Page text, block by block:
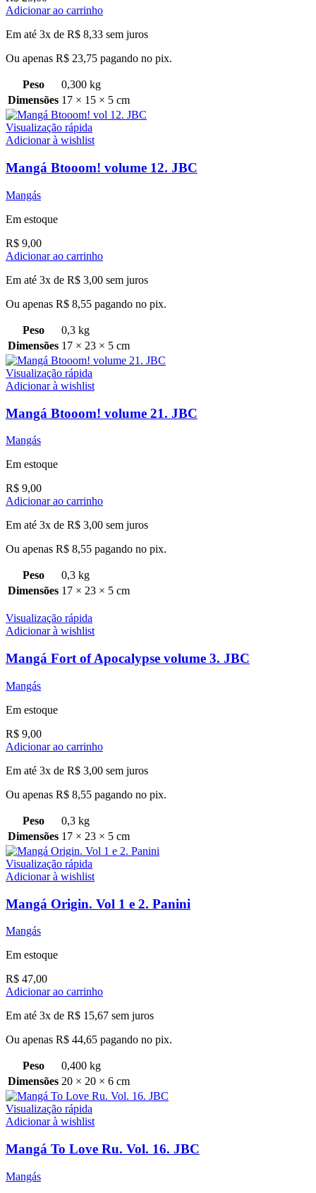
Adicionar ao carrinho
Em até 3x de R$ 8,33 sem juros
Ou apenas R$ 23,75 pagando no pix.
Peso
0,300 kg
Dimensões 17 × 15 × 5 cm
Visualização rápida
Adicionar à wishlist
Mangá Btooom! volume 12. JBC
Mangás
Em estoque
R$ 9,00
Adicionar ao carrinho
Em até 3x de R$ 3,00 sem juros
Ou apenas R$ 8,55 pagando no pix.
Peso
0,3 kg
Dimensões 17 × 23 × 5 cm
Visualização rápida
Adicionar à wishlist
Mangá Btooom! volume 21. JBC
Mangás
Em estoque
R$ 9,00
Adicionar ao carrinho
Em até 3x de R$ 3,00 sem juros
Ou apenas R$ 8,55 pagando no pix.
Peso
0,3 kg
Dimensões 17 × 23 × 5 cm
Visualização rápida
Adicionar à wishlist
Mangá Fort of Apocalypse volume 3. JBC
Mangás
Em estoque
R$ 9,00
Adicionar ao carrinho
Em até 3x de R$ 3,00 sem juros
Ou apenas R$ 8,55 pagando no pix.
Peso
0,3 kg
Dimensões 17 × 23 × 5 cm
Visualização rápida
Adicionar à wishlist
Mangá Origin. Vol 1 e 2. Panini
Mangás
Em estoque
R$ 47,00
Adicionar ao carrinho
Em até 3x de R$ 15,67 sem juros
Ou apenas R$ 44,65 pagando no pix.
Peso
0,400 kg
Dimensões 20 × 20 × 6 cm
Visualização rápida
Adicionar à wishlist
Mangá To Love Ru. Vol. 16. JBC
Mangás